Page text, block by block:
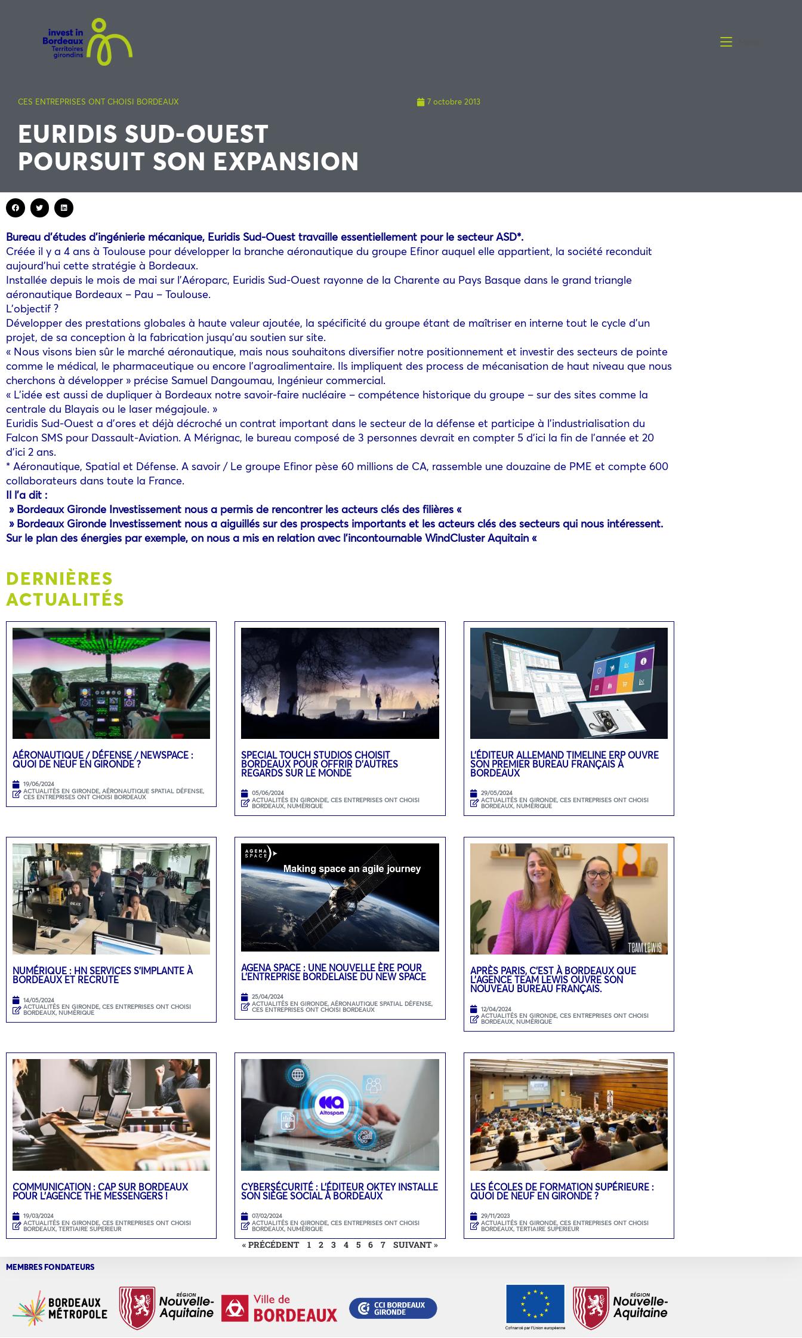
CES ENTREPRISES ONT CHOISI BORDEAUX
EURIDIS SUD-OUEST
POURSUIT SON EXPANSION
7 octobre 2013
Bureau d’études d’ingénierie mécanique, Euridis Sud-Ouest travaille essentiellement pour le secteur ASD*.
Créée il y a 4 ans à Toulouse pour développer la branche aéronautique du groupe Efinor auquel elle appartient, la société reconduit
aujourd’hui cette stratégie à Bordeaux.
Installée depuis le mois de mai sur l’Aéroparc, Euridis Sud-Ouest rayonne de la Charente au Pays Basque dans le grand triangle
aéronautique Bordeaux – Pau – Toulouse.
L’objectif ?
Développer des prestations globales à haute valeur ajoutée, la spécificité du groupe étant de maîtriser en interne tout le cycle d’un
projet, de sa conception à la fabrication jusqu’au soutien sur site.
« Nous visons bien sûr le marché aéronautique, mais nous souhaitons diversifier notre positionnement et investir des secteurs de pointe
comme le médical, le pharmaceutique ou encore l’agroalimentaire. Ils impliquent des process de mécanisation de haut niveau que nous
cherchons à développer » précise Samuel Dangoumau, Ingénieur commercial.
« L’idée est aussi de dupliquer à Bordeaux notre savoir-faire nucléaire – compétence historique du groupe – sur des sites comme la
centrale du Blayais ou le laser mégajoule. »
Euridis Sud-Ouest a d’ores et déjà décroché un contrat important dans le secteur de la défense et participe à l’industrialisation du
Falcon SMS pour Dassault-Aviation. A Mérignac, le bureau composé de 3 personnes devrait en compter 5 d’ici la fin de l’année et 20
d’ici 2 ans.
* Aéronautique, Spatial et Défense. A savoir / Le groupe Efinor pèse 60 millions de CA, rassemble une douzaine de PME et compte 600
collaborateurs dans toute la France.
Il l’a dit :
» Bordeaux Gironde Investissement nous a permis de rencontrer les acteurs clés des filières «
» Bordeaux Gironde Investissement nous a aiguillés sur des prospects importants et les acteurs clés des secteurs qui nous intéressent.
Sur le plan des énergies par exemple, on nous a mis en relation avec l’incontournable WindCluster Aquitain «
DERNIÈRES
ACTUALITÉS
AÉRONAUTIQUE / DÉFENSE / NEWSPACE :
QUOI DE NEUF EN GIRONDE ?
19/06/2024
ACTUALITÉS EN GIRONDE, AÉRONAUTIQUE SPATIAL DÉFENSE,
CES ENTREPRISES ONT CHOISI BORDEAUX
SPECIAL TOUCH STUDIOS CHOISIT
BORDEAUX POUR OFFRIR D’AUTRES
REGARDS SUR LE MONDE
05/06/2024
ACTUALITÉS EN GIRONDE,CES ENTREPRISES ONT CHOISI
BORDEAUX, NUMÉRIQUE
L’ÉDITEUR ALLEMAND TIMELINE ERP OUVRE
SON PREMIER BUREAU FRANÇAIS À
BORDEAUX
29/05/2024
ACTUALITÉS EN GIRONDE, CES ENTREPRISES ONT CHOISI
BORDEAUX, NUMÉRIQUE
NUMÉRIQUE : HN SERVICES S’IMPLANTE À
BORDEAUX ET RECRUTE
14/05/2024
ACTUALITÉS EN GIRONDE, CES ENTREPRISES ONT CHOISI
BORDEAUX, NUMÉRIQUE
AGENA SPACE : UNE NOUVELLE ÈRE POUR
L’ENTREPRISE BORDELAISE DU NEW SPACE
25/04/2024
ACTUALITÉS EN GIRONDE,AÉRONAUTIQUE SPATIAL DÉFENSE,
CES ENTREPRISES ONT CHOISI BORDEAUX
APRÈS PARIS, C’EST À BORDEAUX QUE
L’AGENCE TEAM LEWIS OUVRE SON
NOUVEAU BUREAU FRANÇAIS.
12/04/2024
ACTUALITÉS EN GIRONDE, CES ENTREPRISES ONT CHOISI
BORDEAUX, NUMÉRIQUE
COMMUNICATION : CAP SUR BORDEAUX
POUR L’AGENCE THE MESSENGERS !
19/03/2024
ACTUALITÉS EN GIRONDE, CES ENTREPRISES ONT CHOISI
BORDEAUX, TERTIAIRE SUPERIEUR
CYBERSÉCURITÉ : L’ÉDITEUR OKTEY INSTALLE
SON SIÈGE SOCIAL À BORDEAUX
07/02/2024
ACTUALITÉS EN GIRONDE,CES ENTREPRISES ONT CHOISI
BORDEAUX, NUMÉRIQUE
LES ÉCOLES DE FORMATION SUPÉRIEURE :
QUOI DE NEUF EN GIRONDE ?
29/11/2023
ACTUALITÉS EN GIRONDE, CES ENTREPRISES ONT CHOISI
BORDEAUX, TERTIAIRE SUPERIEUR
« PRÉCÉDENT 1 2 3 4 5 6 7 SUIVANT »
MEMBRES FONDATEURS